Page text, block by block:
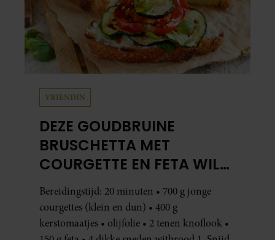
VRIENDIN
DEZE GOUDBRUINE
BRUSCHETTA MET
COURGETTE EN FETA WIL
JE METEEN MAKEN
Bereidingstijd: 20 minuten • 700 g jonge
courgettes (klein en dun) • 400 g
kerstomaatjes • olijfolie • 2 tenen knoflook •